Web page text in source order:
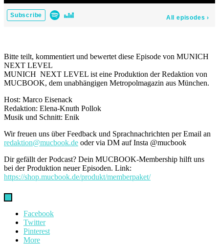
Bitte teilt, kommentiert und bewertet diese Episode von MUNICH
NEXT LEVEL
MUNICH NEXT LEVEL ist eine Produktion der Redaktion von
MUCBOOK, dem unabhängigen Metropolmagazin aus München.
Host: Marco Eisenack
Redaktion: Elena-Knuth Pollok
Musik und Schnitt: Enik
Wir freuen uns über Feedback und Sprachnachrichten per Email an
redaktion@mucbook.de oder via DM auf Insta @mucbook
Dir gefällt der Podcast? Dein MUCBOOK-Membership hilft uns
bei der Produktion neuer Episoden. Link:
https://shop.mucbook.de/produkt/memberpaket/
Facebook
Twitter
Pinterest
More